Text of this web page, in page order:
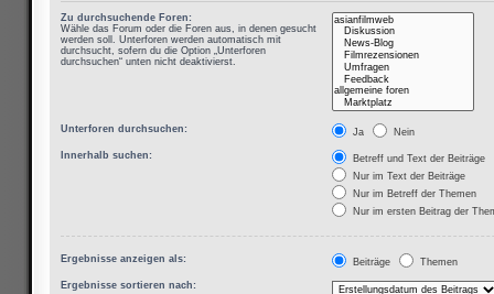
Zu durchsuchende Foren:
Wähle das Forum oder die Foren aus, in denen gesucht
werden soll. Unterforen werden automatisch mit
durchsucht, sofern du die Option „Unterforen
durchsuchen“ unten nicht deaktivierst.
Unterforen durchsuchen: Ja Nein
Innerhalb suchen:
Betreff und Text der Beiträge
Nur im Text der Beiträge
Nur im Betreff der Themen
Nur im ersten Beitrag der
Ergebnisse anzeigen als: Beiträge Themen
Ergebnisse sortieren nach: